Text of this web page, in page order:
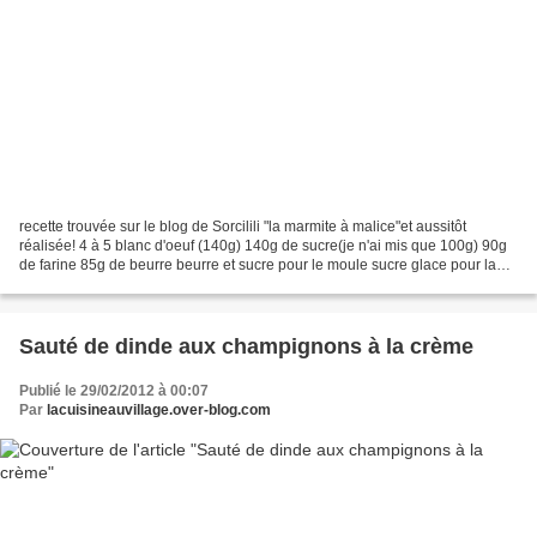
recette trouvée sur le blog de Sorcilili "la marmite à malice"et aussitôt
réalisée! 4 à 5 blanc d'oeuf (140g) 140g de sucre(je n'ai mis que 100g) 90g
de farine 85g de beurre beurre et sucre pour le moule sucre glace pour la
Sauté de dinde aux champignons à la crème
Publié le 29/02/2012 à 00:07
Par lacuisineauvillage.over-blog.com